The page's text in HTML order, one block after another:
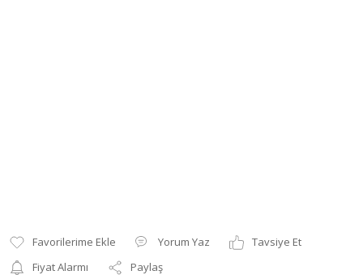
Yorum Yaz
Tavsiye Et
Fiyat Alarmı
Paylaş